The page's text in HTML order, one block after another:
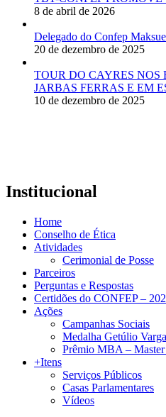
8 de abril de 2026
Delegado do Confep
20 de dezembro de 2025
TOUR DO CAYRES
JARBAS FERRAS E EM
10 de dezembro de 2025
Institucional
Home
Conselho de Ética
Atividades
Cerimonial de Posse
Parceiros
Perguntas e Respostas
Certidões do CONFEP –
Ações
Campanhas Sociais
Medalha Getúlio
Prêmio MBA –
+Itens
Serviços Públicos
Casas Parlamentares
Vídeos